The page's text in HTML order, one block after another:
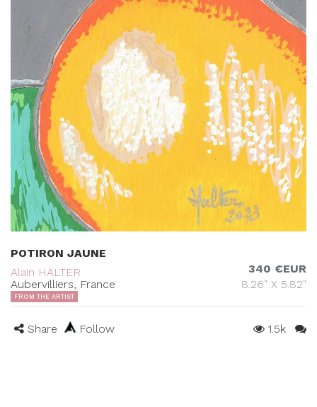
POTIRON JAUNE
Alain HALTER
Aubervilliers, France
340 €EUR
8.26" X 5.82"
FROM THE ARTIST
Share Follow 1.5k